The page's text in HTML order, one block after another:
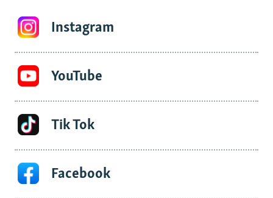
Instagram
YouTube
Tik Tok
Facebook